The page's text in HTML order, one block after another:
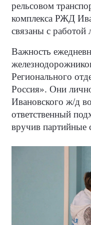
рельсовом
комплекса РЖД
связаны с работой
Важность
Регионального
Россия». Они
Ивановского ж/д
ответственный
вручив партийные